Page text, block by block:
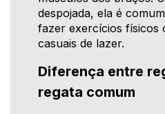
despojada, ela é
fazer exercícios físicos
casuais de lazer.
Diferença entre
regata comum